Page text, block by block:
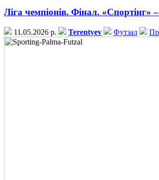
Ліга чемпіонів. Фінал.
11.05.2026 р. Terentyev Футзал